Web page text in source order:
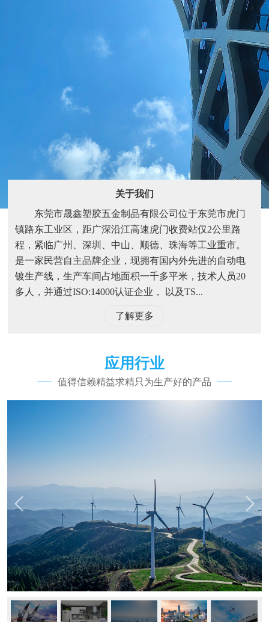
关于我们
东莞市晟鑫塑胶五金制品有限公司位于东莞市虎门
镇路东工业区，距广深沿江高速虎门收费站仅2公里路
程，紧临广州、深圳、中山、顺德、珠海等工业重市。
是一家民营自主品牌企业，现拥有国内外先进的自动电
镀生产线，生产车间占地面积一千多平米，技术人员20
多人，并通过ISO:14000认证企业， 以及TS...
了解更多
应用行业
值得信赖精益求精只为生产好的产品